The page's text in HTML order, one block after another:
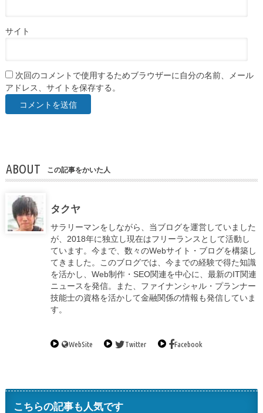
サイト
次回のコメントで使用するためブラウザーに自分の名前、メール
アドレス、サイトを保存する。
ABOUT この記事をかいた人
タクヤ
サラリーマンをしながら、当ブログを運営していました
が、2018年に独立し現在はフリーランスとして活動し
ています。今まで、数々のWebサイト・ブログを構築し
てきました。このブログでは、今までの経験で得た知識
を活かし、Web制作・SEO関連を中心に、最新のIT関連
ニュースを発信。また、ファイナンシャル・プランナー
技能士の資格を活かして金融関係の情報も発信していま
す。
WebSite Twitter Facebook
こちらの記事も人気です